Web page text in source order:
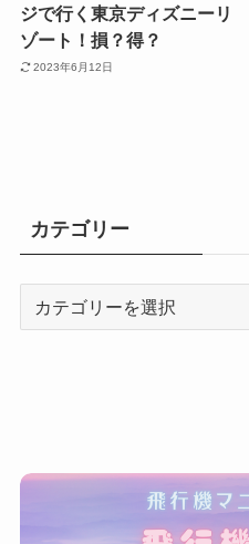
ジで行く東京ディズニーリ
ゾート！損？得？
2023年6月12日
カテゴリー